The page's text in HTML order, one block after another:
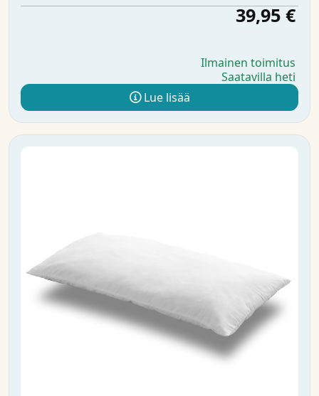
39,95 €
Ilmainen toimitus
Saatavilla heti
Lue lisää